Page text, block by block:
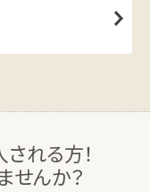
れる方！
せんか？